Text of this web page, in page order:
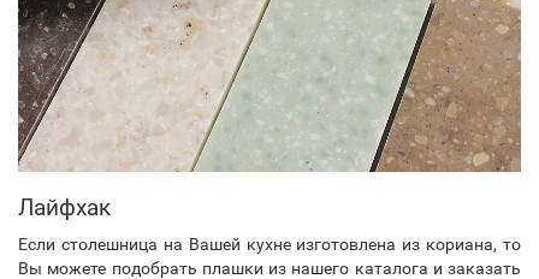
Лайфхак
Если столешница на Вашей кухне изготовлена из кориана, то
Вы можете подобрать плашки из нашего каталога и заказать